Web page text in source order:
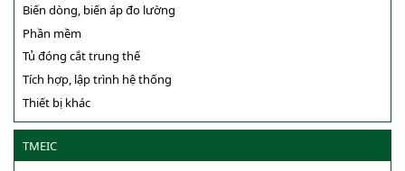
Biến dòng, biến áp đo lường
Phần mềm
Tủ đóng cắt trung thế
Tích hợp, lập trình hệ thống
Thiết bị khác
TMEIC